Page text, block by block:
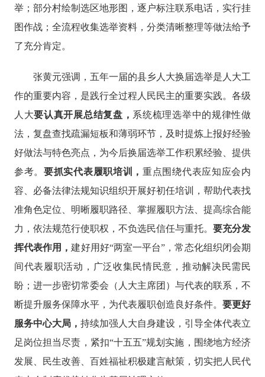
举；部分村绘制选区地形图，逐户标注联系电话，实行挂
图作战；全流程收集选举资料，分类清晰整理等做法给予
了充分肯定。
张黄元强调，五年一届的县乡人大换届选举是人大工
作的重要内容，是践行全过程人民民主的重要实践。各级
人大要认真开展总结复盘， 系统梳理选举中的规律性做
法，复盘查找疏漏短板和薄弱环节，及时提炼上报好经验
好做法与特色亮点，为今后换届选举工作积累经验、提供
参考。要抓实代表履职培训，重点围绕代表应知应会内
容、必备法律法规知识组织开展好初任培训，帮助代表找
准角色定位、明晰履职路径、掌握履职方法、提高综合能
力，依法规范行使职权，不负选民信任与重托。要充分发
挥代表作用，建好用好“两室一平台”，常态化组织闭会期
间代表履职活动，广泛收集民情民意，推动解决民需民
盼；进一步密切常委会（人大主席团）与代表的联系，不
断提升服务保障水平，为代表履职创造良好条件。要更好
服务中心大局， 持续加强人大自身建设，引导全体代表立
足岗位担当尽责，紧扣“十五五”规划实施，围绕地方经济
发展、民生改善、百姓福祉积极建言献策，切实把人民代